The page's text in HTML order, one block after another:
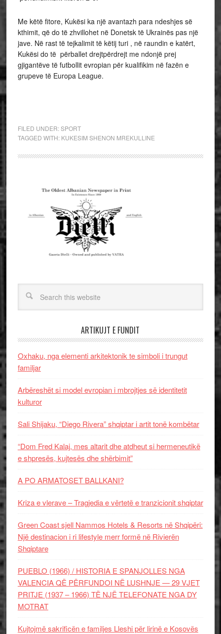
Me këtë fitore, Kukësi ka një avantazh para ndeshjes së
kthimit, që do të zhvillohet në Donetsk të Ukrainës pas një
jave. Në rast të tejkalimit të këtij turi , në raundin e katërt,
Kukësi do të përballet drejtpërdrejt me ndonjë prej
gjigantëve të futbollit evropian për kualifikim në fazën e
grupeve të Europa League.
FILED UNDER:SPORT
TAGGED WITH: KUKESIM SHENON MREKULLINE
ARTIKUJT E FUNDIT
Oxhaku, nga elementi arkitektonik te simboli i trungut
familjar
Arbëreshët si model evropian i mbrojtjes së identitetit
kulturor
Sali Shijaku, “Diego Rivera” shqiptar i artit tonë kombëtar
“Dom Fred Kalaj, mes altarit dhe atdheut si hermeneutikë
e shpresës, kujtesës dhe shërbimit”
A PO ARMATOSET BALLKANI?
Kriza e vlerave – Tragjedia e vërtetë e tranzicionit shqiptar
Green Coast sjell Nammos Hotels & Resorts në Shqipëri:
Një destinacion i ri lifestyle merr formë në Rivierën
Shqiptare
PUEBLO (1966) / HISTORIA E SPANJOLLES NGA
VALENCIA QË PËRFUNDOI NË LUSHNJE — 29 VJET
PRITJE (1937 – 1966) TË NJË TELEFONATE NGA DY
MOTRAT
Kujtojmë sakrificën e familjes Lleshi për lirinë e Kosovës